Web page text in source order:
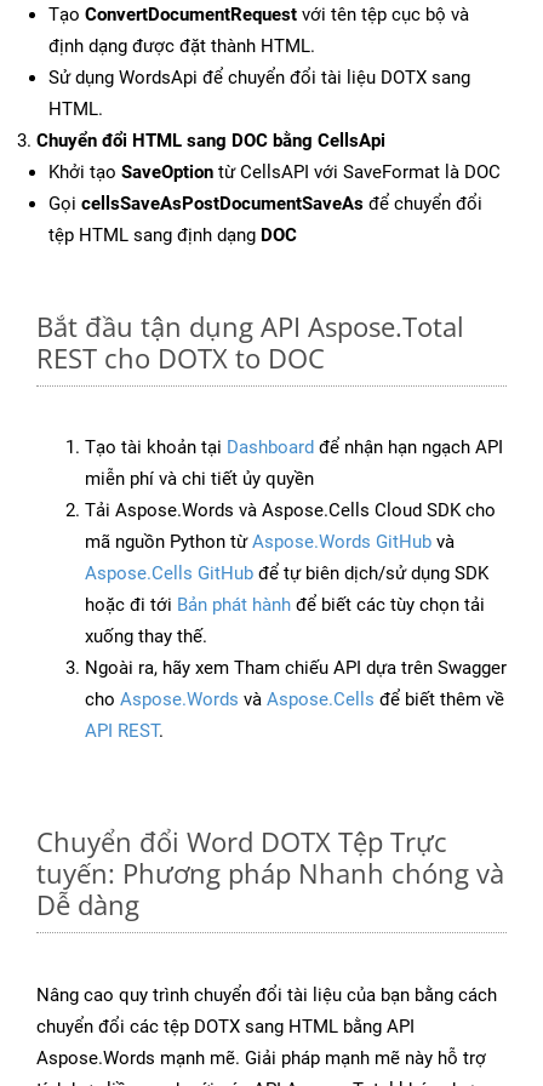
Tạo ConvertDocumentRequest với tên tệp cục bộ và
định dạng được đặt thành HTML.
Sử dụng WordsApi để chuyển đổi tài liệu DOTX sang
HTML.
Chuyển đổi HTML sang DOC bằng CellsApi
Khởi tạo SaveOption từ CellsAPI với SaveFormat là DOC
Gọi cellsSaveAsPostDocumentSaveAs để chuyển đổi
tệp HTML sang định dạng DOC
Bắt đầu tận dụng API Aspose.Total
REST cho DOTX to DOC
Tạo tài khoản tại Dashboard để nhận hạn ngạch API
miễn phí và chi tiết ủy quyền
Tải Aspose.Words và Aspose.Cells Cloud SDK cho
mã nguồn Python từAspose.Words GitHub và
Aspose.Cells GitHub để tự biên dịch/sử dụng SDK
hoặc đi tới Bản phát hành để biết các tùy chọn tải
xuống thay thế.
Ngoài ra, hãy xem Tham chiếu API dựa trên Swagger
cho Aspose.Words và Aspose.Cells để biết thêm về
API REST.
Chuyển đổi Word DOTX Tệp Trực
tuyến: Phương pháp Nhanh chóng và
Dễ dàng
Nâng cao quy trình chuyển đổi tài liệu của bạn bằng cách
chuyển đổi các tệp DOTX sang HTML bằng API
Aspose.Words mạnh mẽ. Giải pháp mạnh mẽ này hỗ trợ